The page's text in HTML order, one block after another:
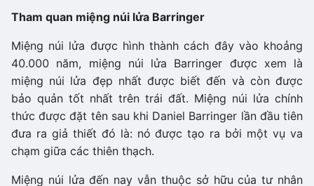
Tham quan miệng núi lửa Barringer
Miệng núi lửa được hình thành cách đây vào khoảng
40.000 năm, miệng núi lửa Barringer được xem là
miệng núi lửa đẹp nhất được biết đến và còn được
bảo quản tốt nhất trên trái đất. Miệng núi lửa chính
thức được đặt tên sau khi Daniel Barringer lần đầu tiên
đưa ra giả thiết đó là: nó được tạo ra bởi một vụ va
chạm giữa các thiên thạch.
Miệng núi lửa đến nay vẫn thuộc sở hữu của tư nhân